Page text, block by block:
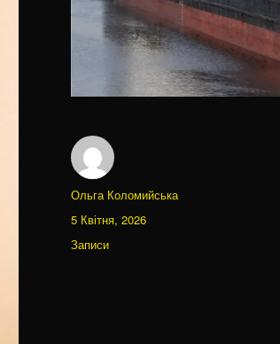
Автор
Ольга Коломийська
Оприлюднено
5 Квітня, 2026
Категорії
Записи